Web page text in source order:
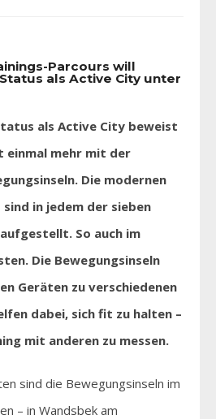
Parcours will
als Active City unter
als Active City beweist
einmal mehr mit der
Die modernen
in jedem der sieben
So auch im
Die Bewegungsinseln
Geräten zu verschiedenen
dabei, sich fit zu halten –
mit anderen zu messen.
sind die Bewegungsinseln im
– in Wandsbek am